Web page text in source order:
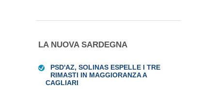
LA NUOVA SARDEGNA
PSD'AZ, SOLINAS ESPELLE I TRE
RIMASTI IN MAGGIORANZA A
CAGLIARI